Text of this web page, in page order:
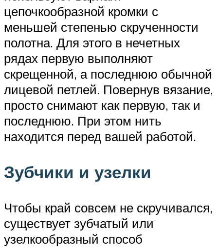
цепочкообразной кромки с
меньшей степенью скрученности
полотна. Для этого в нечетных
рядах первую выполняют
скрещенной, а последнюю обычной
лицевой петлей. Повернув вязание,
просто снимают как первую, так и
последнюю. При этом нить
находится перед вашей работой.
Зубчики и узелки
Чтобы край совсем не скручивался,
существует зубчатый или
узелкообразный способ